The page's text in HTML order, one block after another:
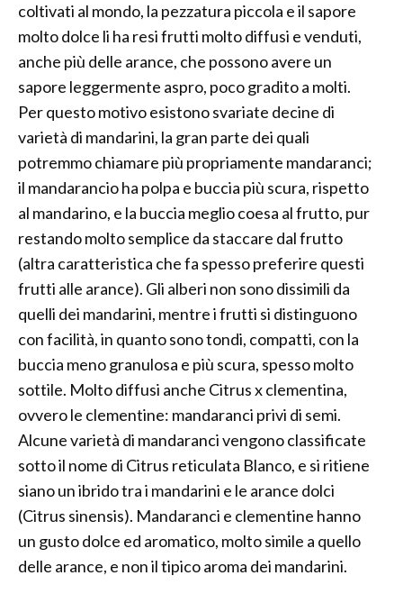
coltivati al mondo, la pezzatura piccola e il sapore
molto dolce li ha resi frutti molto diffusi e venduti,
anche più delle arance, che possono avere un
sapore leggermente aspro, poco gradito a molti.
Per questo motivo esistono svariate decine di
varietà di mandarini, la gran parte dei quali
potremmo chiamare più propriamente mandaranci;
il mandarancio ha polpa e buccia più scura, rispetto
al mandarino, e la buccia meglio coesa al frutto, pur
restando molto semplice da staccare dal frutto
(altra caratteristica che fa spesso preferire questi
frutti alle arance). Gli alberi non sono dissimili da
quelli dei mandarini, mentre i frutti si distinguono
con facilità, in quanto sono tondi, compatti, con la
buccia meno granulosa e più scura, spesso molto
sottile. Molto diffusi anche Citrus x clementina,
ovvero le clementine: mandaranci privi di semi.
Alcune varietà di mandaranci vengono classificate
sotto il nome di Citrus reticulata Blanco, e si ritiene
siano un ibrido tra i mandarini e le arance dolci
(Citrus sinensis). Mandaranci e clementine hanno
un gusto dolce ed aromatico, molto simile a quello
delle arance, e non il tipico aroma dei mandarini.